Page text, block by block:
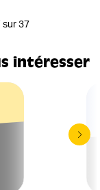
sur 37
intéresser